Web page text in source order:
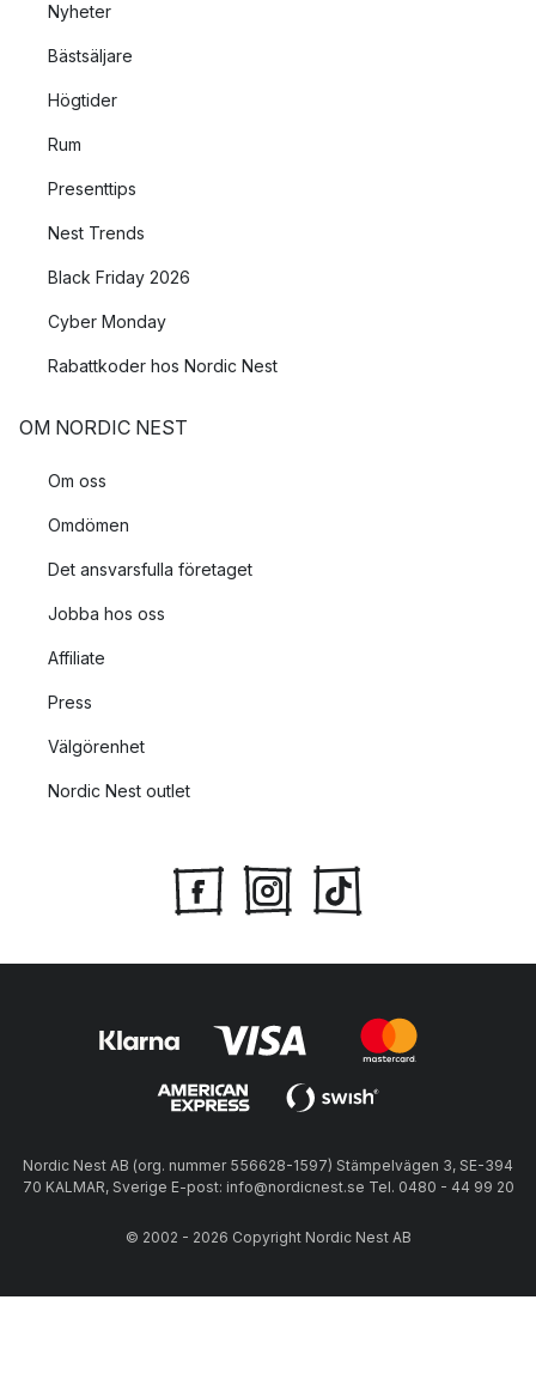
Nyheter
Bästsäljare
Högtider
Rum
Presenttips
Nest Trends
Black Friday 2026
Cyber Monday
Rabattkoder hos Nordic Nest
OM NORDIC NEST
Om oss
Omdömen
Det ansvarsfulla företaget
Jobba hos oss
Affiliate
Press
Välgörenhet
Nordic Nest outlet
Nordic Nest AB (org. nummer 556628-1597) Stämpelvägen 3, SE-394
70 KALMAR, Sverige E-post: info@nordicnest.se Tel. 0480 - 44 99 20
© 2002 - 2026 Copyright Nordic Nest AB